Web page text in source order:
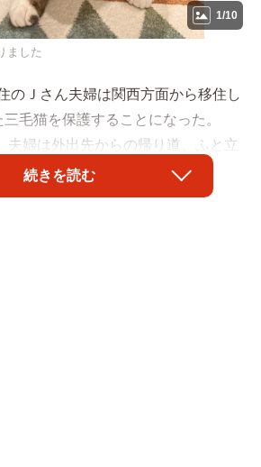
1/10
ました
のＪさん夫婦は関西方面から移住し
毛猫を保護することになった。
夫婦は外出先からの帰り道、ふと立
を見掛けた。
続きを読む